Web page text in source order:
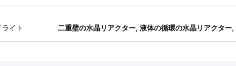
イト 二重壁の水晶リアクター, 液体の循環の水晶リアクター,